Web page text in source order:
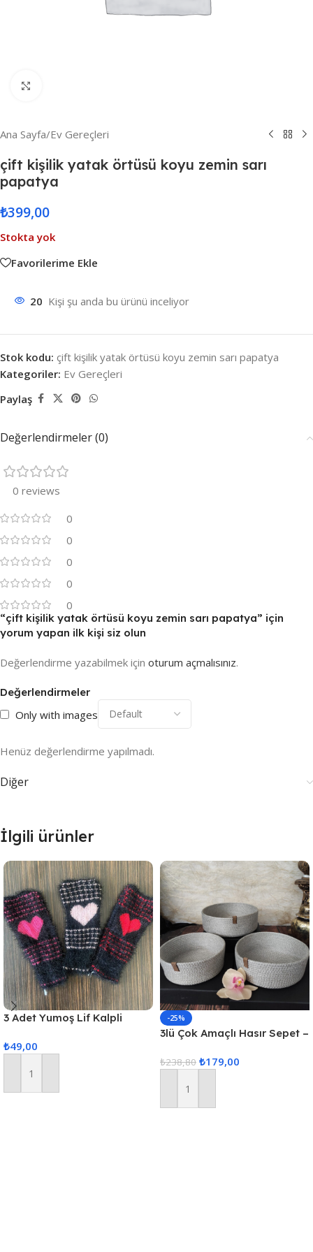
Ana Sayfa/Ev Gereçleri
çift kişilik yatak örtüsü koyu zemin sarı
papatya
₺399,00
Stokta yok
Favorilerime Ekle
20 Kişi şu anda bu ürünü inceliyor
Stok kodu: çift kişilik yatak örtüsü koyu zemin sarı papatya
Kategoriler: Ev Gereçleri
Paylaş
Değerlendirmeler (0)
0 reviews
0
0
0
0
0
Değerlendirmeler
Only with images
Henüz değerlendirme yapılmadı.
“çift kişilik yatak örtüsü koyu zemin sarı papatya” için
yorum yapan ilk kişi siz olun
Değerlendirme yazabilmek için oturum açmalısınız.
Diğer
İlgili ürünler
3 Adet Yumoş Lif Kalpli
₺49,00
Sepete Ekle
-25%
3lü Çok Amaçlı Hasır Sepet –
₺238,80 ₺179,00
Sepete Ekle